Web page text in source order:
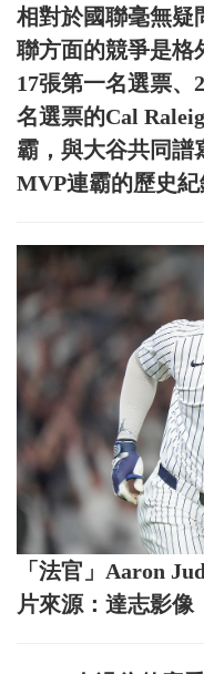
相對於國聯毫無疑
聯方面的競爭是格
17張第一名選票、
名選票的Cal
霸，與大谷共同譜
MVP連霸的歷史紀
「法官」Aaron
片來源：達志影像